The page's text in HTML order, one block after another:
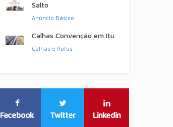
Salto
Anúncio Básico
Calhas Convenção em Itu
Calhas e Rufos
Facebook Twitter Linkedin